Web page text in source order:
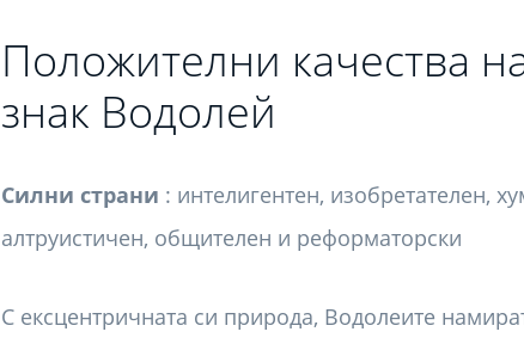
Положителни качества
знак Водолей
Силни страни : интелигентен, изобретателен,
алтруистичен, общителен и реформаторски
С ексцентричната си природа, Водолеите